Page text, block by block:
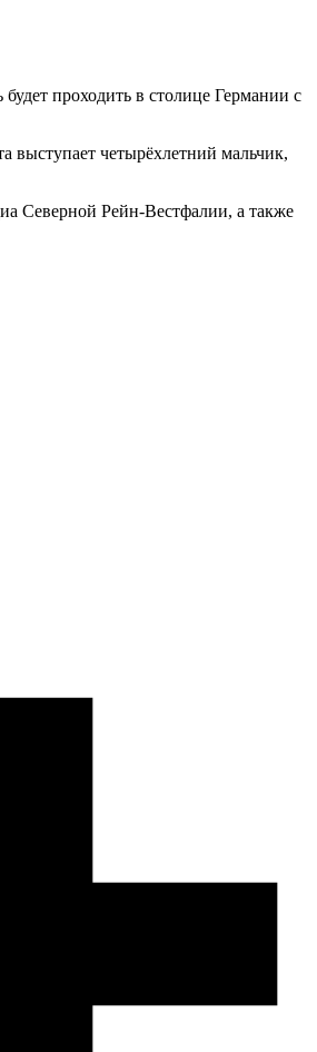
будет проходить в столице Германии с
выступает четырёхлетний мальчик,
Северной Рейн-Вестфалии, а также